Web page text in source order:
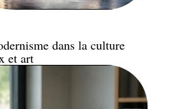
dans la culture
et art